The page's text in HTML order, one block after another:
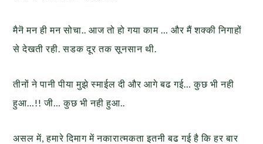
मैनॆ मन ही मन सोचा.. आज तो हो गया काम … और मैं शक्की निगाहों
से देखती रही. सडक दूर तक सूनसान थी.
तीनों ने पानी पीया मुझे स्माईल दी और आगे बढ गई… कुछ भी नही
हुआ…!! जी… कुछ भी नही हुआ..
असल में, हमारे दिमाग में नकारात्मकता इतनी बढ गई है कि हर बार